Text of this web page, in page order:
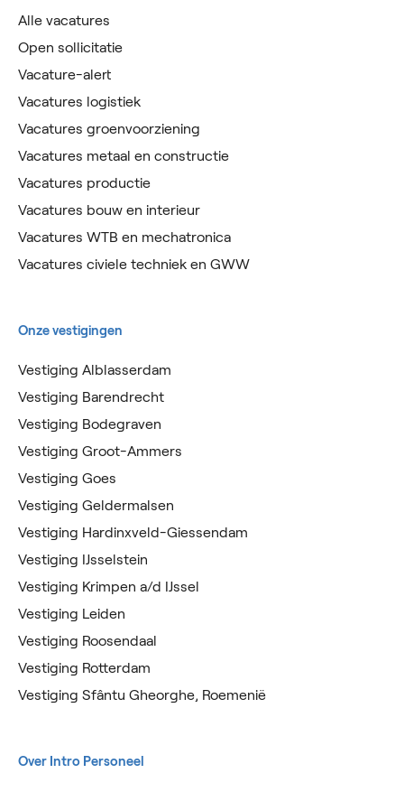
Alle vacatures
Open sollicitatie
Vacature-alert
Vacatures logistiek
Vacatures groenvoorziening
Vacatures metaal en constructie
Vacatures productie
Vacatures bouw en interieur
Vacatures WTB en mechatronica
Vacatures civiele techniek en GWW
Onze vestigingen
Vestiging Alblasserdam
Vestiging Barendrecht
Vestiging Bodegraven
Vestiging Groot-Ammers
Vestiging Goes
Vestiging Geldermalsen
Vestiging Hardinxveld-Giessendam
Vestiging IJsselstein
Vestiging Krimpen a/d IJssel
Vestiging Leiden
Vestiging Roosendaal
Vestiging Rotterdam
Vestiging Sfântu Gheorghe, Roemenië
Over Intro Personeel